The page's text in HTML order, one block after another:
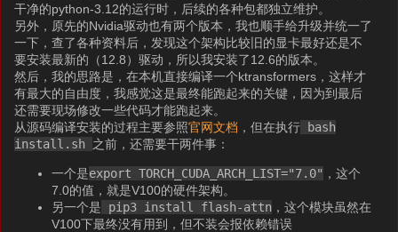
干净的python-3.12的运行时，后续的各种包都独立维护。
另外，原先的Nvidia驱动也有两个版本，我也顺手给升级并统一了
一下，查了各种资料后，发现这个架构比较旧的显卡最好还是不
要安装最新的（12.8）驱动，所以我安装了12.6的版本。
然后，我的思路是，在本机直接编译一个ktransformers，这样才
有最大的自由度，我感觉这是最终能跑起来的关键，因为到最后
还需要现场修改一些代码才能跑起来。
从源码编译安装的过程主要参照官网文档 ，但在执行 bash
install.sh 之前，还需要干两件事：
一个是export TORCH_CUDA_ARCH_LIST="7.0" ，这个
7.0的值，就是V100的硬件架构。
另一个是 pip3 install flash-attn ，这个模块虽然在
V100下最终没有用到，但不装会报依赖错误